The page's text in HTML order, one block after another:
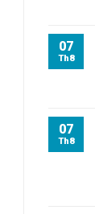
07
Th8
07
Th8